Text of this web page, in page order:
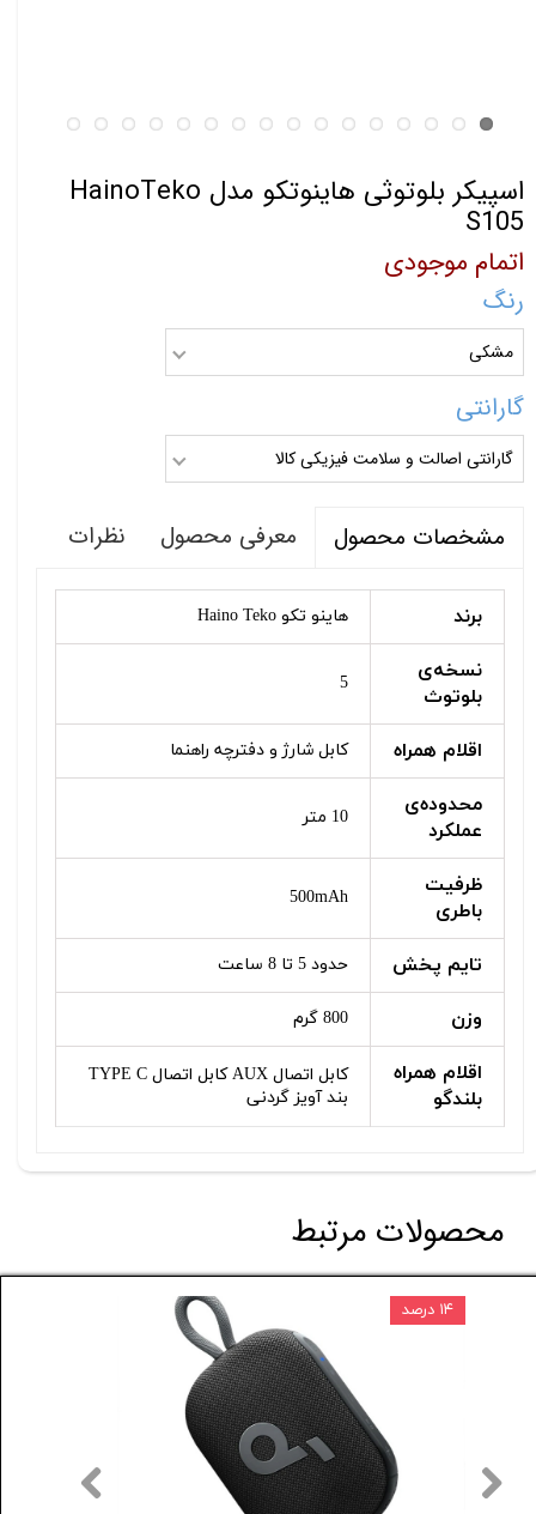
اسپیکر بلوتوثی هاینوتکو مدل HainoTeko
S105
اتمام موجودی
رنگ
مشکی
گارانتی
گارانتی اصالت و سلامت فیزیکی کالا
مشخصات محصول معرفی محصول نظرات
برند هاینو تکو Haino Teko
نسخه‌ی
بلوتوث
5
اقلام همراه کابل شارژ و دفترچه راهنما
محدوده‌ی
عملکرد
10 متر
ظرفیت
باطری
500mAh
تایم پخش حدود 5 تا 8 ساعت
وزن 800 گرم
اقلام همراه
بلندگو
کابل اتصال AUX کابل اتصال TYPE C
بند آویز گردنی
محصولات مرتبط
۱۴ درصد